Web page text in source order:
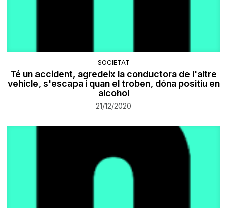
SOCIETAT
Té un accident, agredeix la conductora de l'altre
vehicle, s'escapa i quan el troben, dóna positiu en
alcohol
21/12/2020